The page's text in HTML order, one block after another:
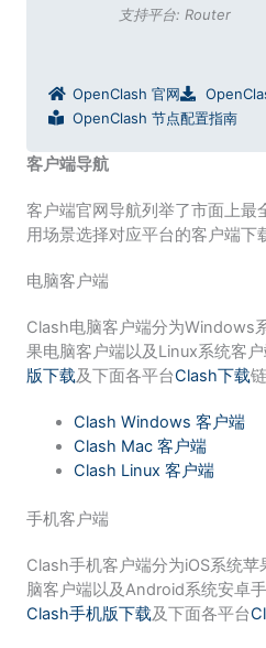
支持平台: Router
OpenClash 官网
OpenClash 节点配置指南
客户端导航
客户端官网导航列举了市面上最
用场景选择对应平台的客户端下
电脑客户端
Clash电脑客户端分为Windows
果电脑客户端以及Linux系统客
版下载及下面各平台Clash下载
Clash Windows 客户端
Clash Mac 客户端
Clash Linux 客户端
手机客户端
Clash手机客户端分为iOS系统
脑客户端以及Android系统安卓
Clash手机版下载及下面各平台